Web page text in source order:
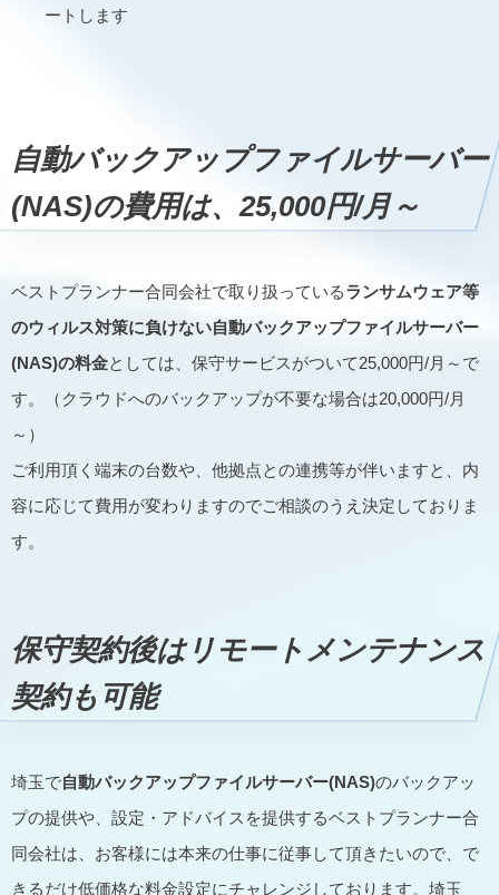
ートします
自動バックアップファイルサーバー
(NAS)の費用は、25,000円/月～
ベストプランナー合同会社で取り扱っているランサムウェア等
のウィルス対策に負けない自動バックアップファイルサーバー
(NAS)の料金としては、保守サービスがついて25,000円/月～で
す。（クラウドへのバックアップが不要な場合は20,000円/月
～）
ご利用頂く端末の台数や、他拠点との連携等が伴いますと、内
容に応じて費用が変わりますのでご相談のうえ決定しておりま
す。
保守契約後はリモートメンテナンス
契約も可能
埼玉で自動バックアップファイルサーバー(NAS)のバックアッ
プの提供や、設定・アドバイスを提供するベストプランナー合
同会社は、お客様には本来の仕事に従事して頂きたいので、で
きるだけ低価格な料金設定にチャレンジしております。埼玉